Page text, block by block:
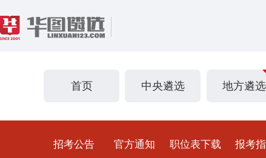
首页 中央遴选 地方遴选
招考公告 官方通知 职位表下载 报考